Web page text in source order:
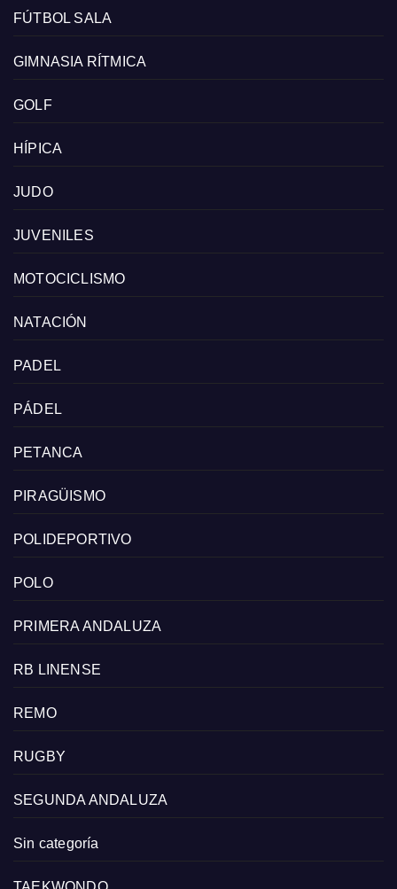
FÚTBOL SALA
GIMNASIA RÍTMICA
GOLF
HÍPICA
JUDO
JUVENILES
MOTOCICLISMO
NATACIÓN
PADEL
PÁDEL
PETANCA
PIRAGÜISMO
POLIDEPORTIVO
POLO
PRIMERA ANDALUZA
RB LINENSE
REMO
RUGBY
SEGUNDA ANDALUZA
Sin categoría